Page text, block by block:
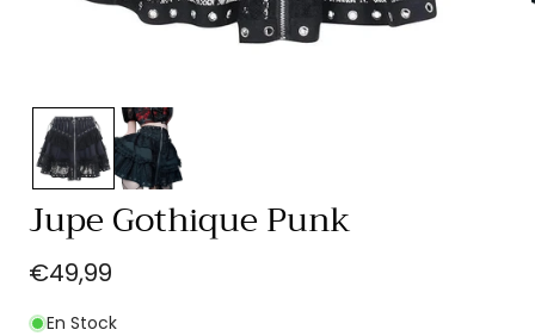
média
dans
une
fenêtre
modale
Jupe Gothique Punk
Prix
habituel
€49,99
En Stock